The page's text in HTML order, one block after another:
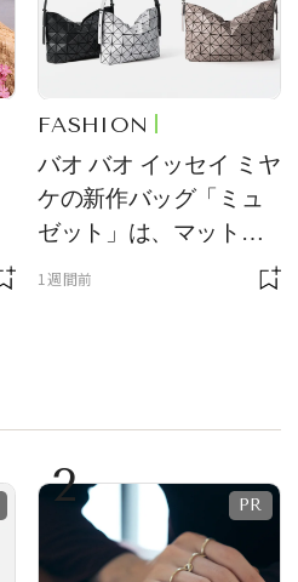
FASHION
バオ バオ イッセイ ミヤ
ケの新作バッグ「ミュ
ゼット」は、マットな
1週間前
2